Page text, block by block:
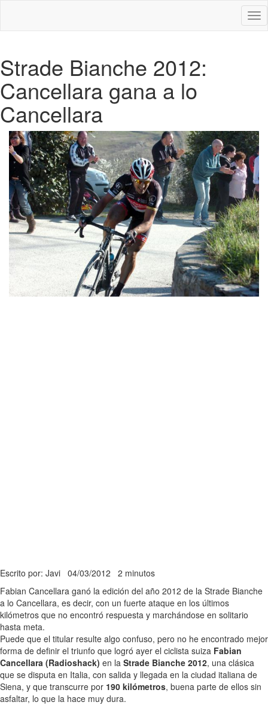
Strade Bianche 2012:
Cancellara gana a lo
Cancellara
Escrito por: Javi 04/03/2012 2 minutos
Fabian Cancellara ganó la edición del año 2012 de la Strade Bianche
a lo Cancellara, es decir, con un fuerte ataque en los últimos
kilómetros que no encontró respuesta y marchándose en solitario
hasta meta.
Puede que el titular resulte algo confuso, pero no he encontrado mejor
forma de definir el triunfo que logró ayer el ciclista suiza Fabian
Cancellara (Radioshack) en la Strade Bianche 2012, una clásica
que se disputa en Italia, con salida y llegada en la ciudad italiana de
Siena, y que transcurre por 190 kilómetros, buena parte de ellos sin
asfaltar, lo que la hace muy dura.